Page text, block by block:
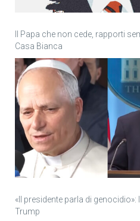
Il Papa che non cede, rapporti
Casa Bianca
«Il presidente parla di
Trump